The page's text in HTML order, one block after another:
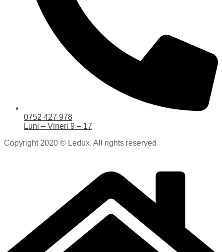
0752 427 978
Luni – Vineri 9 – 17
Copyright 2020 © Ledux. All rights reserved